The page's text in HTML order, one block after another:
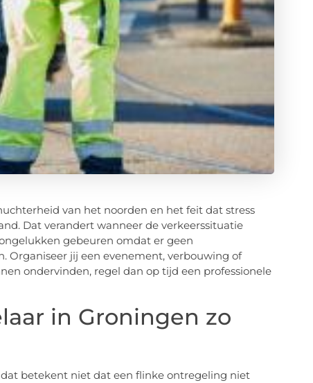
van het noorden en het feit dat stress
Dat verandert wanneer de verkeerssituatie
gebeuren omdat er geen
Organiseer jij een evenement, verbouwing of
ondervinden, regel dan op tijd een professionele
in Groningen zo
betekent niet dat een flinke ontregeling niet